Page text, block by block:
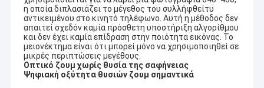
η οποία διπλασιάζει το μέγεθος του συλλήφθείτυ
αντικειμένου στο κινητό τηλέφωνο. Αυτή η μέθοδος δεν
απαιτεί σχεδόν καμία πρόσθετη υποστήριξη αλγορίθμου
και δεν έχει καμία επίδραση στην ποιότητα εικόνας. Το
μειονέκτημα είναι ότι μπορεί μόνο να χρησιμοποιηθεί σε
μικρές περιπτώσεις μεγέθους.
Οπτικό ζουμ χωρίς θυσία της σαφήνειας
Ψηφιακή οξύτητα θυσιών ζουμ σημαντικά